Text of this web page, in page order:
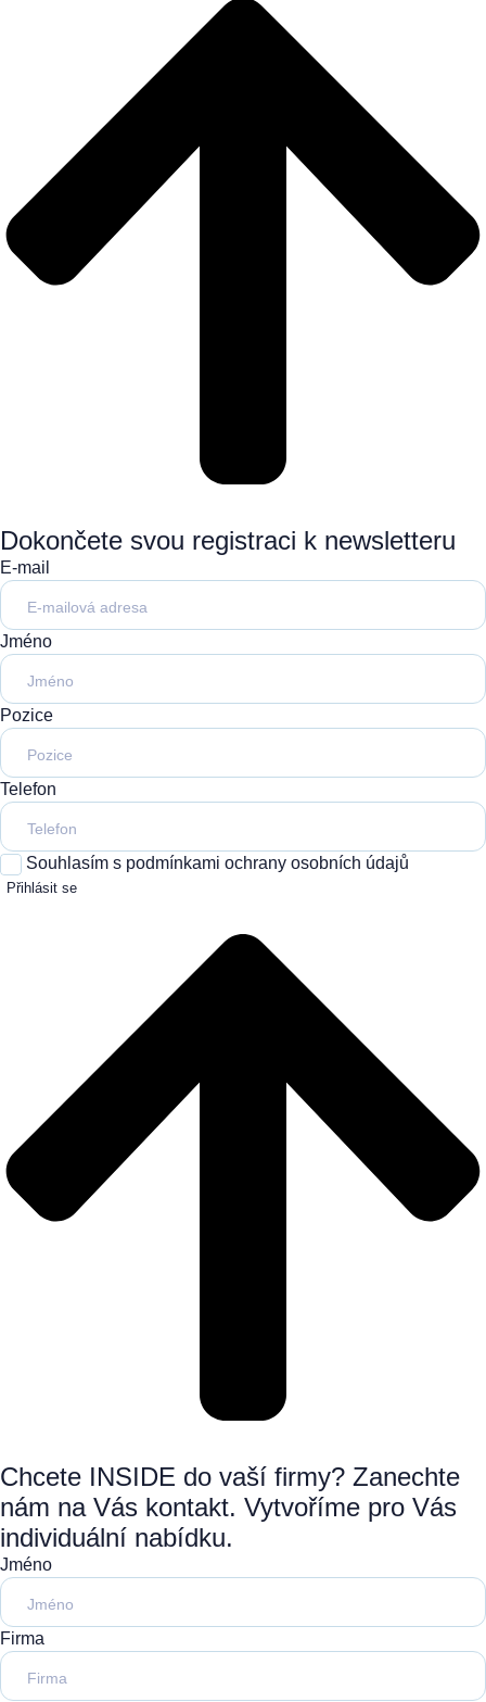
Dokončete svou registraci k newsletteru
E-mail
Jméno
Pozice
Telefon
Souhlasím s podmínkami ochrany osobních údajů
Přihlásit se
Chcete INSIDE do vaší firmy? Zanechte
nám na Vás kontakt. Vytvoříme pro Vás
individuální nabídku.
Jméno
Firma